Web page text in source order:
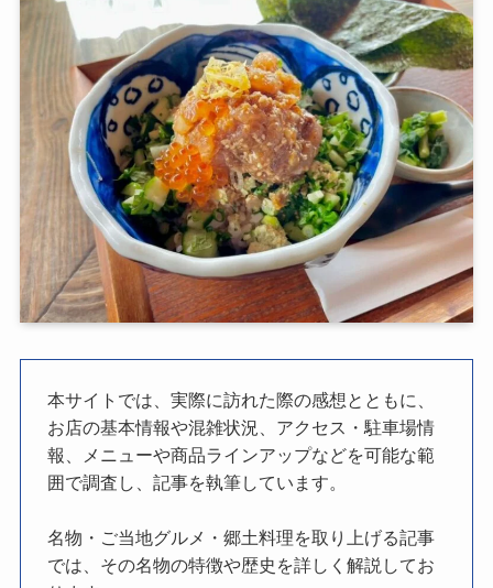
本サイトでは、実際に訪れた際の感想とともに、
お店の基本情報や混雑状況、アクセス・駐車場情
報、メニューや商品ラインアップなどを可能な範
囲で調査し、記事を執筆しています。
名物・ご当地グルメ・郷土料理を取り上げる記事
では、その名物の特徴や歴史を詳しく解説してお